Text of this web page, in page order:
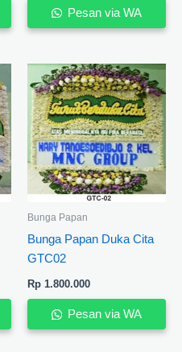
Pesan via WA
Bunga Papan
Bunga Papan Duka Cita
GTC02
Rp1.800.000
Pesan via WA